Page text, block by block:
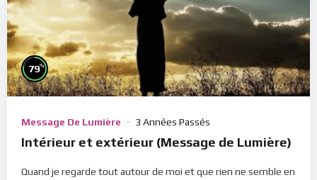
79%
Message De Lumière 3 Années Passés
Intérieur et extérieur (Message de Lumière)
Quand je regarde tout autour de moi et que rien ne semble en